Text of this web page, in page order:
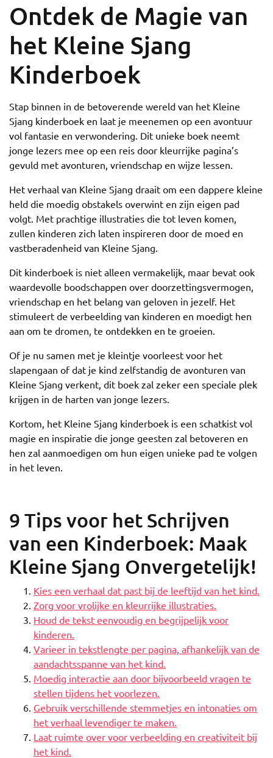
Ontdek de Magie van
het Kleine Sjang
Kinderboek
Stap binnen in de betoverende wereld van het Kleine
Sjang kinderboek en laat je meenemen op een avontuur
vol fantasie en verwondering. Dit unieke boek neemt
jonge lezers mee op een reis door kleurrijke pagina’s
gevuld met avonturen, vriendschap en wijze lessen.
Het verhaal van Kleine Sjang draait om een dappere kleine
held die moedig obstakels overwint en zijn eigen pad
volgt. Met prachtige illustraties die tot leven komen,
zullen kinderen zich laten inspireren door de moed en
vastberadenheid van Kleine Sjang.
Dit kinderboek is niet alleen vermakelijk, maar bevat ook
waardevolle boodschappen over doorzettingsvermogen,
vriendschap en het belang van geloven in jezelf. Het
stimuleert de verbeelding van kinderen en moedigt hen
aan om te dromen, te ontdekken en te groeien.
Of je nu samen met je kleintje voorleest voor het
slapengaan of dat je kind zelfstandig de avonturen van
Kleine Sjang verkent, dit boek zal zeker een speciale plek
krijgen in de harten van jonge lezers.
Kortom, het Kleine Sjang kinderboek is een schatkist vol
magie en inspiratie die jonge geesten zal betoveren en
hen zal aanmoedigen om hun eigen unieke pad te volgen
in het leven.
9 Tips voor het Schrijven
van een Kinderboek: Maak
Kleine Sjang Onvergetelijk!
Kies een verhaal dat past bij de leeftijd van het kind.
Zorg voor vrolijke en kleurrijke illustraties.
Houd de tekst eenvoudig en begrijpelijk voor
kinderen.
Varieer in tekstlengte per pagina, afhankelijk van de
aandachtsspanne van het kind.
Moedig interactie aan door bijvoorbeeld vragen te
stellen tijdens het voorlezen.
Gebruik verschillende stemmetjes en intonaties om
het verhaal levendiger te maken.
Laat ruimte over voor verbeelding en creativiteit bij
het kind.